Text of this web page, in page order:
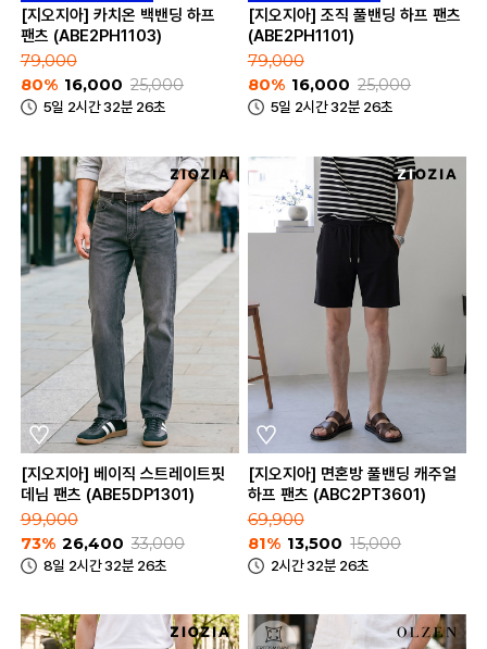
[지오지아] 카치온 백밴딩 하프
팬츠 (ABE2PH1103)
79,000
80% 16,000 25,000
5일 2시간 32분 26초
[지오지아] 조직 풀밴딩 하프 팬츠
(ABE2PH1101)
79,000
80% 16,000 25,000
5일 2시간 32분 26초
[지오지아] 베이직 스트레이트핏
데님 팬츠 (ABE5DP1301)
99,000
73% 26,400 33,000
8일 2시간 32분 26초
[지오지아] 면혼방 풀밴딩 캐주얼
하프 팬츠 (ABC2PT3601)
69,900
81% 13,500 15,000
2시간 32분 26초